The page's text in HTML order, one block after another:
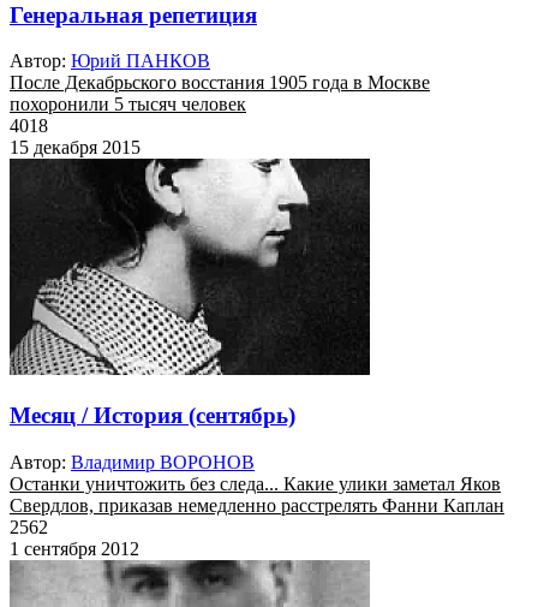
Генеральная репетиция
Автор: Юрий ПАНКОВ
После Декабрьского восстания 1905 года в Москве
похоронили 5 тысяч человек
4018
15 декабря 2015
Месяц / История (сентябрь)
Автор: Владимир ВОРОНОВ
Останки уничтожить без следа... Какие улики заметал Яков
Свердлов, приказав немедленно расстрелять Фанни Каплан
2562
1 сентября 2012